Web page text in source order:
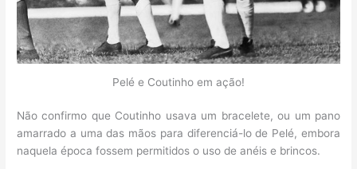
Pelé e Coutinho em ação!
Não confirmo que Coutinho usava um bracelete, ou um pano
amarrado a uma das mãos para diferenciá-lo de Pelé, embora
naquela época fossem permitidos o uso de anéis e brincos.